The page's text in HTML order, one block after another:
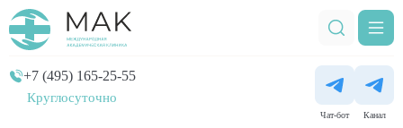
Круглосуточно
+7 (495) 165-25-55
Чат-бот Канал